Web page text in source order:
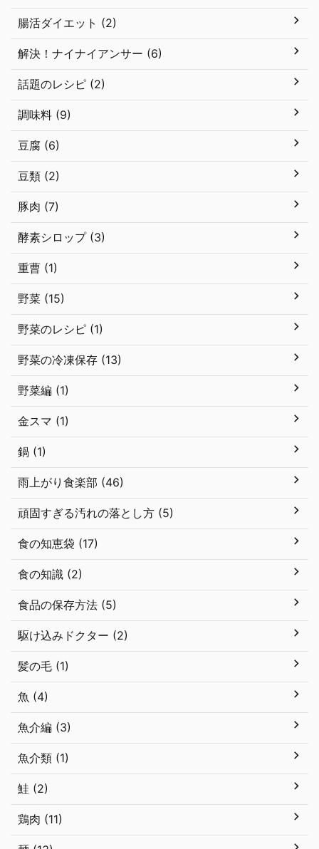
腸活ダイエット (2)
解決！ナイナイアンサー (6)
話題のレシピ (2)
調味料 (9)
豆腐 (6)
豆類 (2)
豚肉 (7)
酵素シロップ (3)
重曹 (1)
野菜 (15)
野菜のレシピ (1)
野菜の冷凍保存 (13)
野菜編 (1)
金スマ (1)
鍋 (1)
雨上がり食楽部 (46)
頑固すぎる汚れの落とし方 (5)
食の知恵袋 (17)
食の知識 (2)
食品の保存方法 (5)
駆け込みドクター (2)
髪の毛 (1)
魚 (4)
魚介編 (3)
魚介類 (1)
鮭 (2)
鶏肉 (11)